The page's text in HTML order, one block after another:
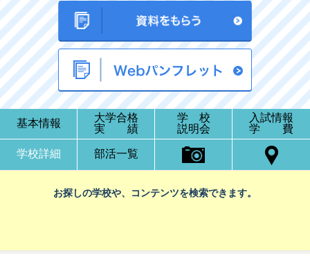
基本情報
大学合格
実 績
学 校
説明会
入試情報
学 費
学校詳細 部活一覧
お探しの学校や、コンテンツを検索できます。